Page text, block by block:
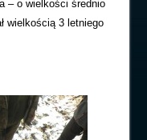
– o wielkości średnio
wielkością 3 letniego